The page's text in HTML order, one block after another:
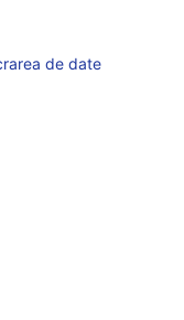
de date